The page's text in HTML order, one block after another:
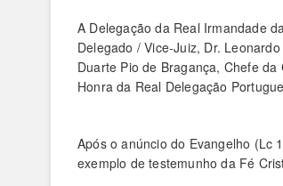
A Delegação da Real Irmandade
Delegado / Vice-Juiz, Dr.
Duarte Pio de Bragança, Chefe
Honra da Real Delegação
Após o anúncio do Evangelho (Lc
exemplo de testemunho da Fé